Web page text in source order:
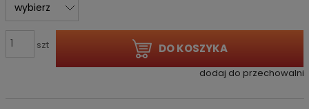
szt DO KOSZYKA
dodaj do przechowalni